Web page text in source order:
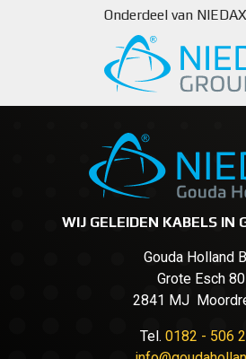
Onderdeel van
WIJ GELEIDEN KABELS IN
Gouda Holland
Grote Esch 80
2841 MJ
Tel. 0182 - 506